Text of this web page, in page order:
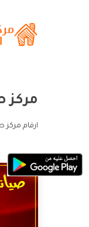
مركز
ارقام مركز